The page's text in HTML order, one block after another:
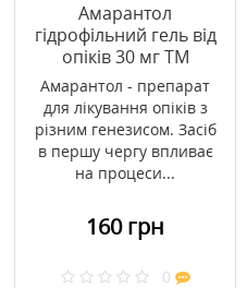
Амарантол
гідрофільний гель від
опіків 30 мг ТМ
Шведов / Shvedov
Амарантол - препарат
для лікування опіків з
різним генезисом. Засіб
в першу чергу впливає
на процеси...
160 грн
0